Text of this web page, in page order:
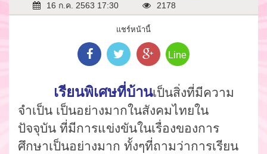
16 ก.ค. 2563 17:30 2178
แชร์หน้านี้
Line
เรียนพิเศษที่บ้านเป็นสิ่งที่มีความ
จำเป็น เป็นอย่างมากในสังคมไทยใน
ปัจจุบัน ที่มีการแข่งขันในเรื่องของการ
ศึกษาเป็นอย่างมาก ทั้งๆที่ถามว่าการเรียน